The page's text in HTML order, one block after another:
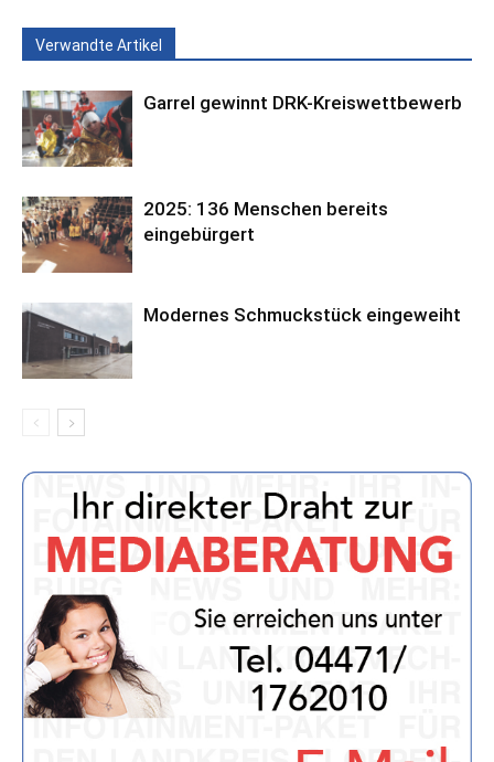
Verwandte Artikel
Garrel gewinnt DRK-Kreiswettbewerb
2025: 136 Menschen bereits
eingebürgert
Modernes Schmuckstück eingeweiht